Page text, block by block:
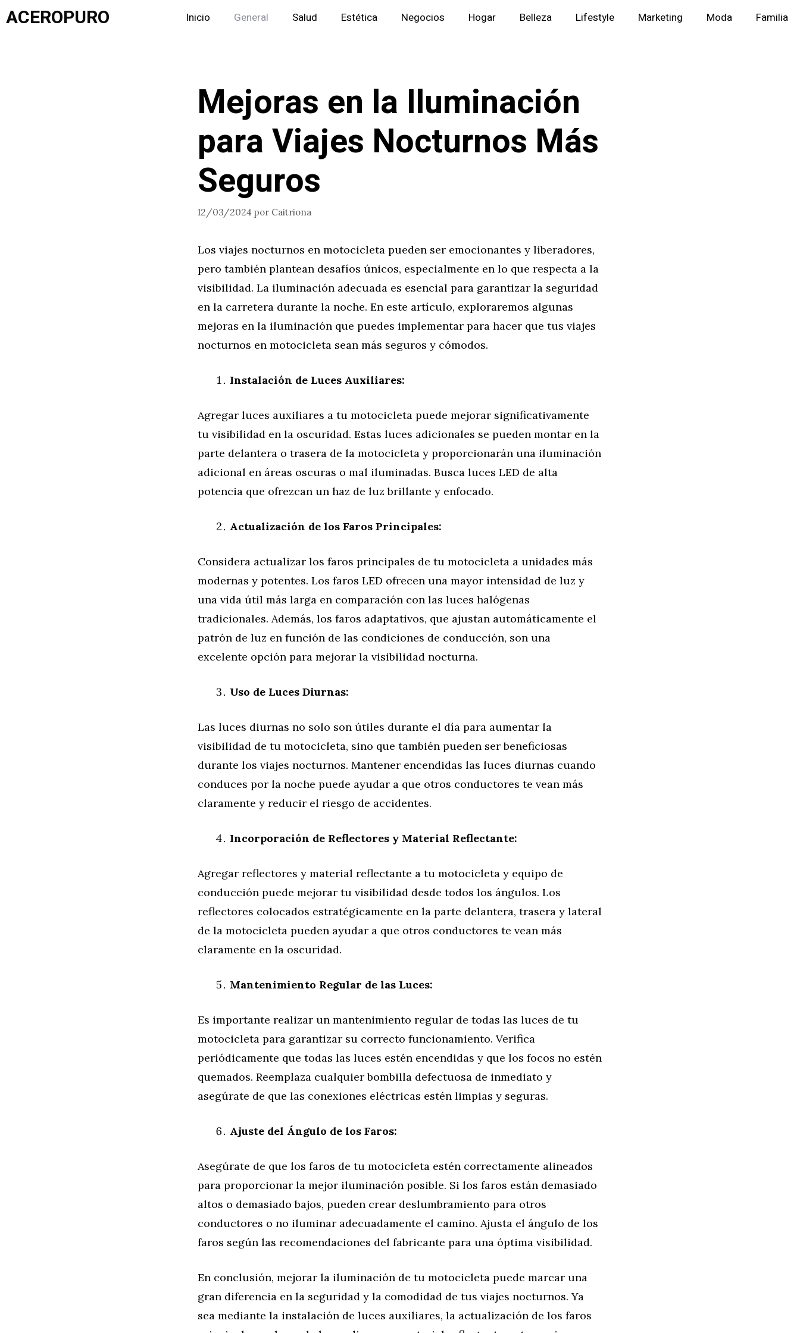
Saltar
alACEROPURO Inicio General Salud Estética Negocios Hogar Belleza Lifestyle Marketing Moda Familia
Mejoras en la Iluminación
para Viajes Nocturnos Más
Seguros
12/03/2024 por Caitriona
Los viajes nocturnos en motocicleta pueden ser emocionantes y liberadores,
pero también plantean desafíos únicos, especialmente en lo que respecta a la
visibilidad. La iluminación adecuada es esencial para garantizar la seguridad
en la carretera durante la noche. En este artículo, exploraremos algunas
mejoras en la iluminación que puedes implementar para hacer que tus viajes
nocturnos en motocicleta sean más seguros y cómodos.
Instalación de Luces Auxiliares:
Agregar luces auxiliares a tu motocicleta puede mejorar significativamente
tu visibilidad en la oscuridad. Estas luces adicionales se pueden montar en la
parte delantera o trasera de la motocicleta y proporcionarán una iluminación
adicional en áreas oscuras o mal iluminadas. Busca luces LED de alta
potencia que ofrezcan un haz de luz brillante y enfocado.
Actualización de los Faros Principales:
Considera actualizar los faros principales de tu motocicleta a unidades más
modernas y potentes. Los faros LED ofrecen una mayor intensidad de luz y
una vida útil más larga en comparación con las luces halógenas
tradicionales. Además, los faros adaptativos, que ajustan automáticamente el
patrón de luz en función de las condiciones de conducción, son una
excelente opción para mejorar la visibilidad nocturna.
Uso de Luces Diurnas:
Las luces diurnas no solo son útiles durante el día para aumentar la
visibilidad de tu motocicleta, sino que también pueden ser beneficiosas
durante los viajes nocturnos. Mantener encendidas las luces diurnas cuando
conduces por la noche puede ayudar a que otros conductores te vean más
claramente y reducir el riesgo de accidentes.
Incorporación de Reflectores y Material Reflectante:
Agregar reflectores y material reflectante a tu motocicleta y equipo de
conducción puede mejorar tu visibilidad desde todos los ángulos. Los
reflectores colocados estratégicamente en la parte delantera, trasera y lateral
de la motocicleta pueden ayudar a que otros conductores te vean más
claramente en la oscuridad.
Mantenimiento Regular de las Luces:
Es importante realizar un mantenimiento regular de todas las luces de tu
motocicleta para garantizar su correcto funcionamiento. Verifica
periódicamente que todas las luces estén encendidas y que los focos no estén
quemados. Reemplaza cualquier bombilla defectuosa de inmediato y
asegúrate de que las conexiones eléctricas estén limpias y seguras.
Ajuste del Ángulo de los Faros:
Asegúrate de que los faros de tu motocicleta estén correctamente alineados
para proporcionar la mejor iluminación posible. Si los faros están demasiado
altos o demasiado bajos, pueden crear deslumbramiento para otros
conductores o no iluminar adecuadamente el camino. Ajusta el ángulo de los
faros según las recomendaciones del fabricante para una óptima visibilidad.
En conclusión, mejorar la iluminación de tu motocicleta puede marcar una
gran diferencia en la seguridad y la comodidad de tus viajes nocturnos. Ya
sea mediante la instalación de luces auxiliares, la actualización de los faros